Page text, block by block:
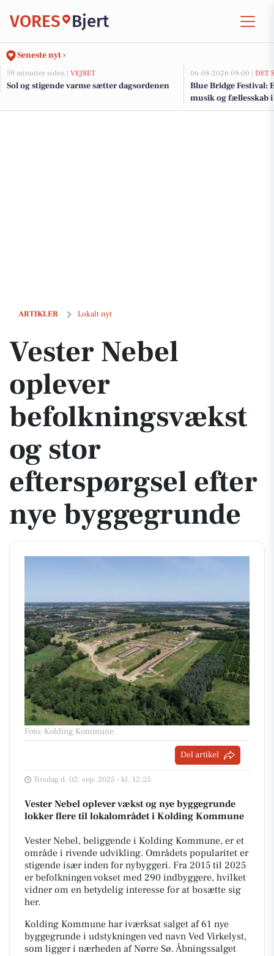
VORES Bjert
Seneste nyt ›
59 minutter siden | VEJRET
Sol og stigende varme sætter dagsordenen
06-08-2026 09:00 | DET
Blue Bridge Festival:
musik og fællesskab
ARTIKLER Lokalt nyt
Vester Nebel oplever befolkningsvækst og stor efterspørgsel efter
Vester Nebel
oplever
befolkningsvækst
og stor
efterspørgsel efter
nye byggegrunde
Foto: Kolding Kommune.
Del artikel
Tirsdag d. 02. sep. 2025 - kl. 12:25
Vester Nebel oplever vækst og nye byggegrunde
lokker flere til lokalområdet i Kolding Kommune
Vester Nebel, beliggende i Kolding Kommune, er et
område i rivende udvikling. Områdets popularitet er
stigende især inden for nybyggeri. Fra 2015 til 2025
er befolkningen vokset med 290 indbyggere, hvilket
vidner om en betydelig interesse for at bosætte sig
her.
Kolding Kommune har iværksat salget af 61 nye
byggegrunde i udstykningen ved navn Ved Virkelyst,
som ligger i nærheden af Nørre Sø. Åbningssalget